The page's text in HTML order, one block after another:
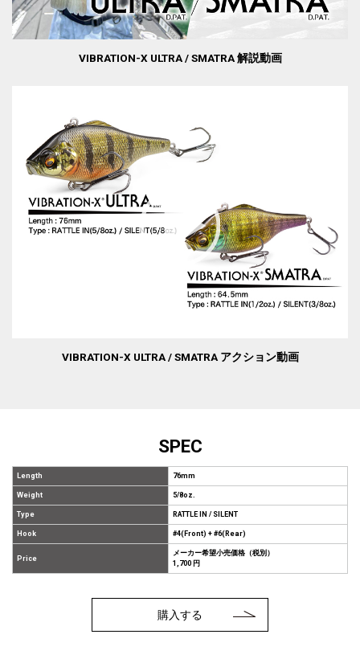
VIBRATION-X ULTRA / SMATRA 解説動画
VIBRATION-X ULTRA / SMATRA アクション動画
SPEC
Length 76mm
Weight 5/8oz.
Type RATTLE IN / SILENT
Hook #4(Front) + #6(Rear)
Price
メーカー希望小売価格（税別）
1,700 円
購入する